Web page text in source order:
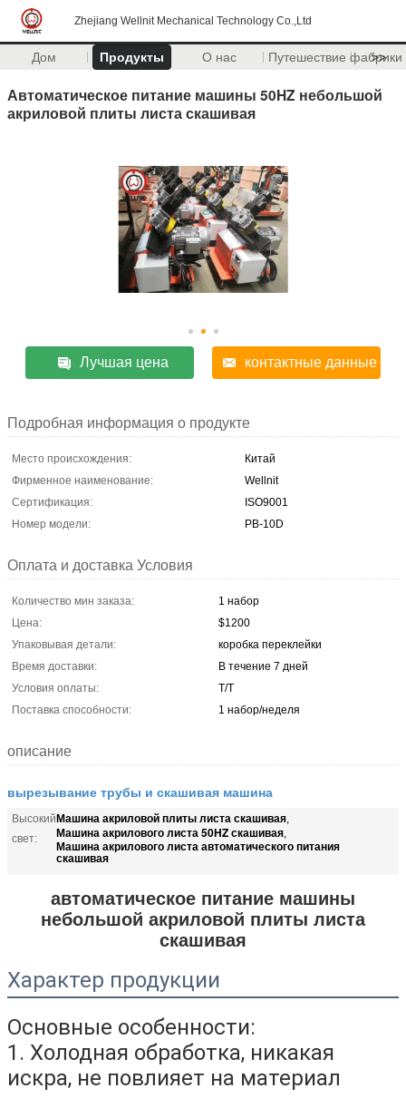
Zhejiang Wellnit Mechanical Technology Co.,Ltd
Дом Продукты О нас Путешествие фабрики
>>
Автоматическое питание машины 50HZ небольшой
акриловой плиты листа скашивая
Лучшая цена контактные данные
Подробная информация о продукте
Место происхождения:
Китай
Фирменное наименование:
Wellnit
Сертификация:
ISO9001
Номер модели:
PB-10D
Оплата и доставка Условия
Количество мин заказа:
1 набор
Цена:
$1200
Упаковывая детали:
коробка переклейки
Время доставки:
В течение 7 дней
Условия оплаты:
T/T
Поставка способности:
1 набор/неделя
описание
вырезывание трубы и скашивая машина
Высокий
свет:
Машина акриловой плиты листа скашивая,
Машина акрилового листа 50HZ скашивая,
Машина акрилового листа автоматического питания
скашивая
автоматическое питание машины
небольшой акриловой плиты листа
скашивая
Характер продукции
Основные особенности:
1. Холодная обработка, никакая
искра, не повлияет на материал